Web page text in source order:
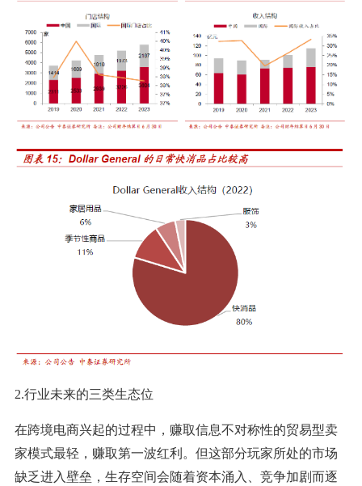
2.行业未来的三类生态位
在跨境电商兴起的过程中，赚取信息不对称性的贸易型卖
家模式最轻，赚取第一波红利。但这部分玩家所处的市场
缺乏进入壁垒，生存空间会随着资本涌入、竞争加剧而逐